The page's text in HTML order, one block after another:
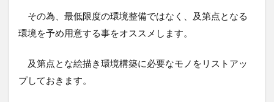
その為、最低限度の環境整備ではなく、及第点となる
環境を予め用意する事をオススメします。
及第点とな絵描き環境構築に必要なモノをリストアッ
プしておきます。